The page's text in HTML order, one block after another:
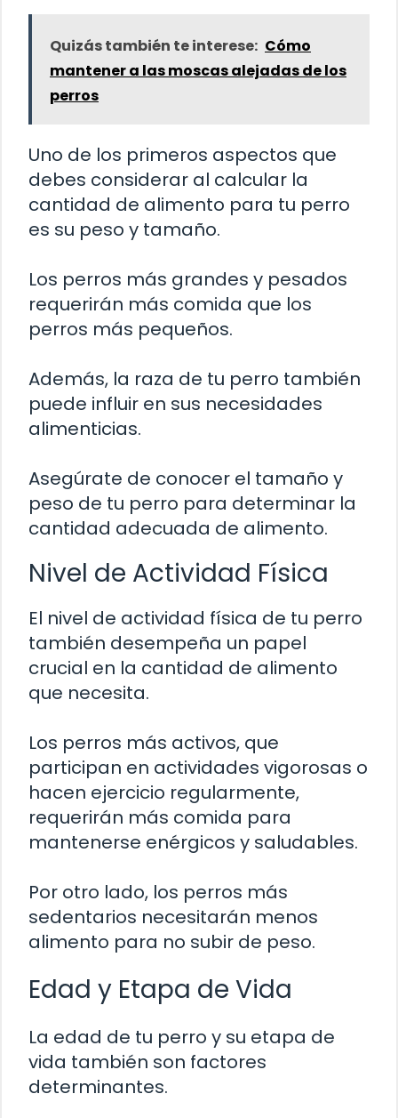
Quizás también te interese: Cómo
mantener a las moscas alejadas de los
perros
Uno de los primeros aspectos que
debes considerar al calcular la
cantidad de alimento para tu perro
es su peso y tamaño.
Los perros más grandes y pesados
requerirán más comida que los
perros más pequeños.
Además, la raza de tu perro también
puede influir en sus necesidades
alimenticias.
Asegúrate de conocer el tamaño y
peso de tu perro para determinar la
cantidad adecuada de alimento.
Nivel de Actividad Física
El nivel de actividad física de tu perro
también desempeña un papel
crucial en la cantidad de alimento
que necesita.
Los perros más activos, que
participan en actividades vigorosas o
hacen ejercicio regularmente,
requerirán más comida para
mantenerse enérgicos y saludables.
Por otro lado, los perros más
sedentarios necesitarán menos
alimento para no subir de peso.
Edad y Etapa de Vida
La edad de tu perro y su etapa de
vida también son factores
determinantes.